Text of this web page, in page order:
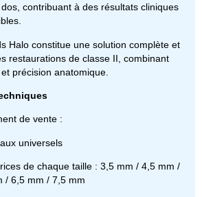
contribuant à des résultats cliniques
Halo constitue une solution complète et
restaurations de classe II, combinant
précision anatomique.
de vente :
universels
de chaque taille : 3,5 mm / 4,5 mm /
/ 6,5 mm / 7,5 mm